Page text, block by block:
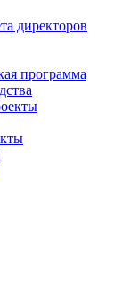
директоров
программа